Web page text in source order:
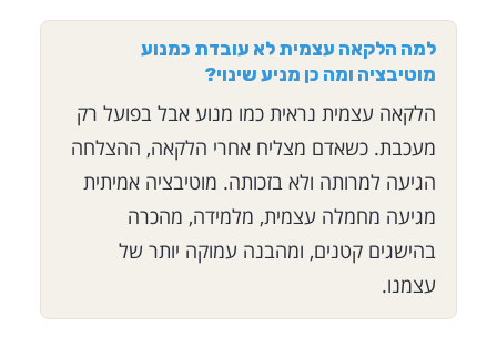
למה הלקאה עצמית לא עובדת כמנוע
מוטיבציה ומה כן מניע שינוי?
הלקאה עצמית נראית כמו מנוע אבל בפועל רק
מעכבת. כשאדם מצליח אחרי הלקאה, ההצלחה
הגיעה למרותה ולא בזכותה. מוטיבציה אמיתית
מגיעה מחמלה עצמית, מלמידה, מהכרה
בהישגים קטנים, ומהבנה עמוקה יותר של
עצמנו.